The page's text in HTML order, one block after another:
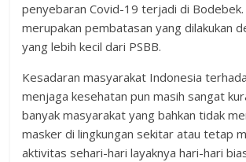
penyebaran Covid-19 terjadi di Bodebek.
merupakan pembatasan yang dilakukan
yang lebih kecil dari PSBB.
Kesadaran masyarakat Indonesia
menjaga kesehatan pun masih sangat
banyak masyarakat yang bahkan tidak
masker di lingkungan sekitar atau tetap
aktivitas sehari-hari layaknya hari-hari